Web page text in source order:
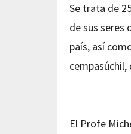
Se trata de
de sus seres
país, así
El Profe